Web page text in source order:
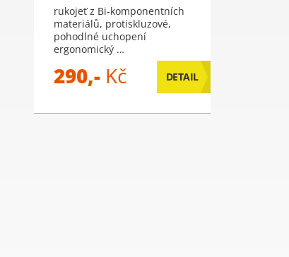
rukojeť z Bi-komponentních
materiálů, protiskluzové,
pohodlné uchopení
ergonomický …
290,- Kč DETAIL